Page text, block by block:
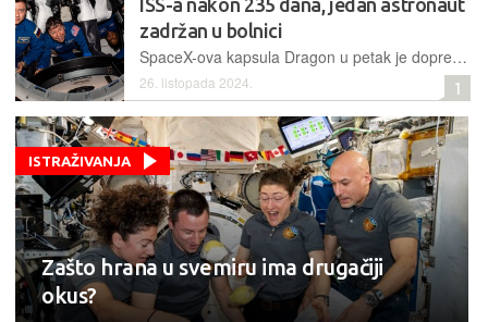
zadržan u bolnici
SpaceX-ova kapsula Dragon u petak je dopremila troje NASA-inih i jednog Roscomosovog člana posade s Međunarodne svemirske postaje, no umjesto u svemirski centar u Houstonu prevezeni su na dodatne medicinske preglede
26. listopada 2024. 1
ISTRAŽIVANJA
Zašto hrana u svemiru ima drugačiji
okus?